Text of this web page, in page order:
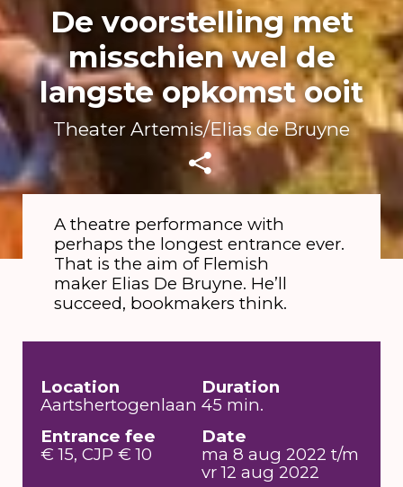
De voorstelling met
misschien wel de
langste opkomst ooit
Theater Artemis/Elias de Bruyne
A theatre performance with
perhaps the longest entrance ever.
That is the aim of Flemish
maker Elias De Bruyne. He’ll
succeed, bookmakers think.
Location
Aartshertogenlaan
Duration
45 min.
Entrance fee
€ 15, CJP € 10
Date
ma 8 aug 2022 t/m
vr 12 aug 2022